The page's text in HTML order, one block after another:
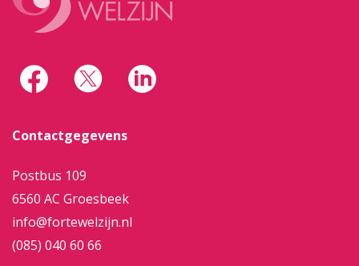
Contactgegevens
Postbus 109
6560 AC Groesbeek
info@fortewelzijn.nl
(085) 040 60 66